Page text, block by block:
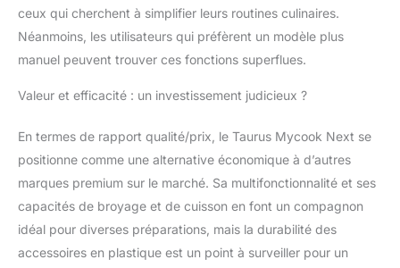
desserts. Réalisez vos
propres recettes,
laissez-vous inspirer
par les recettes de
simplement, copiez-
votre palais Numérique
et polyvalent. Cuisine
et élabore une
culinaires grâce à son
écran LCD numérique.
Il dispose de 12
ceux qui cherchent à simplifier leurs routines culinaires.
Néanmoins, les utilisateurs qui préfèrent un modèle plus
manuel peuvent trouver ces fonctions superflues.
Valeur et efficacité : un investissement judicieux ?
En termes de rapport qualité/prix, le Taurus Mycook Next se
positionne comme une alternative économique à d’autres
marques premium sur le marché. Sa multifonctionnalité et ses
capacités de broyage et de cuisson en font un compagnon
idéal pour diverses préparations, mais la durabilité des
accessoires en plastique est un point à surveiller pour un